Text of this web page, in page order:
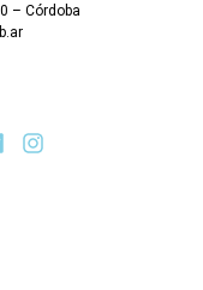
– Córdoba